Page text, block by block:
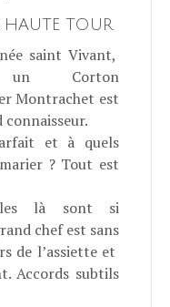
TOUR
saint Vivant,
un Corton
Montrachet est
et à quels
? Tout est
là sont si
chef est sans
de l’assiette et
Accords subtils